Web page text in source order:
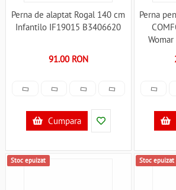
Perna de alaptat Rogal 140 cm
Infantilo IF19015 B3406620
91.00 RON
Cumpara
Perna
Stoc epuizat Stoc epuizat